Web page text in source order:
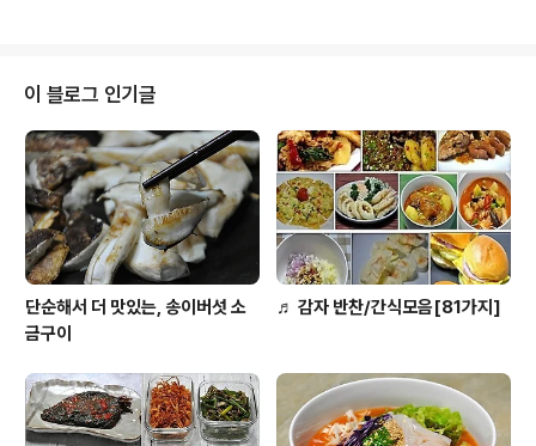
서 속이 확 풀리는 토장국~! 술자리후에 속풀이 해장국으
로도좋은 배추 속대국이예요. 만들기도 쉬우니.. 한냄비 끓
여 드시고 몸은?따뜻해 지고 속이 시원해지는 것을 느껴보
시길요~^^* 배추 속대는 어슷썰어 끓는 물에 살짝데쳐서
찬 물에 헹구고, 썰어놓은 소고기와 함께 된장에 무친뒤에
멸치다싯물에 된장을 푼 ..
이 블로그 인기글
단순해서 더 맛있는, 송이버섯 소
금구이
♬ 감자 반찬/간식모음[81가지]